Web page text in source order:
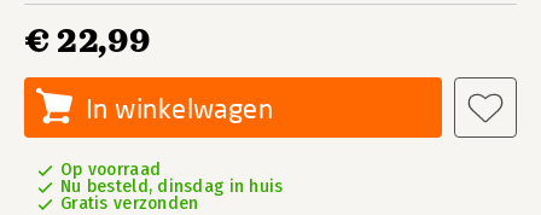
€ 22,99
In winkelwagen
Op voorraad
Nu besteld, dinsdag in huis
Gratis verzonden